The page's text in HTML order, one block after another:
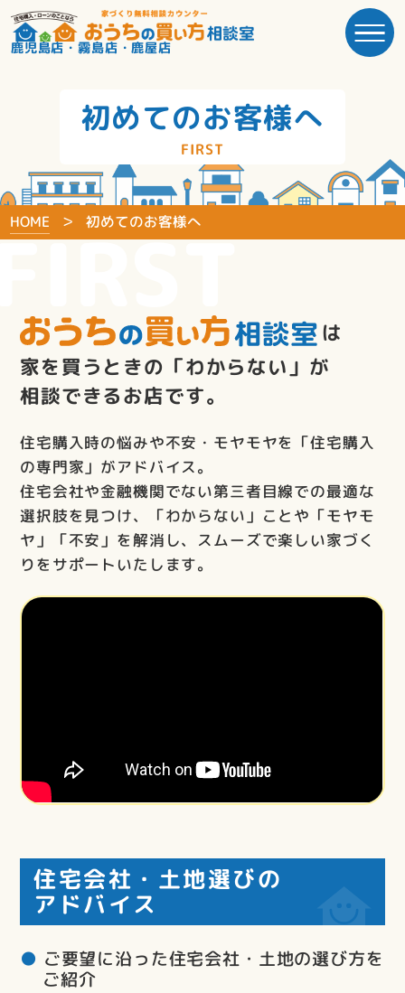
鹿児島店・霧島店・鹿屋店
初めてのお客様へ
FIRST
HOME 初めてのお客様へ
は
家を買うときの「わからない」が
相談できるお店です。
住宅購入時の悩みや不安・モヤモヤを「住宅購入
の専門家」がアドバイス。
住宅会社や金融機関でない第三者目線での最適な
選択肢を見つけ、「わからない」ことや「モヤモ
ヤ」「不安」を解消し、スムーズで楽しい家づく
りをサポートいたします。
住宅会社・土地選びの
アドバイス
ご要望に沿った住宅会社・土地の選び方を
ご紹介